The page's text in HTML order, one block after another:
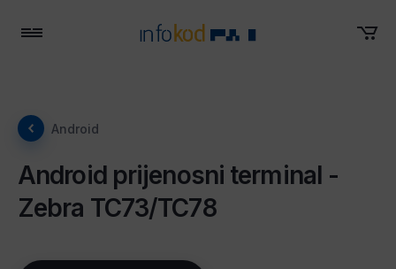
Android
Android prijenosni terminal -
Zebra TC73/TC78